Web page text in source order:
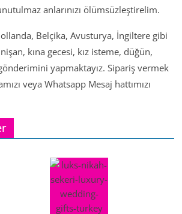
anlarınızı ölümsüzleştirelim.
Belçika, Avusturya, İngiltere gibi
kına gecesi, kız isteme, düğün,
yapmaktayız. Sipariş vermek
veya Whatsapp Mesaj hattımızı